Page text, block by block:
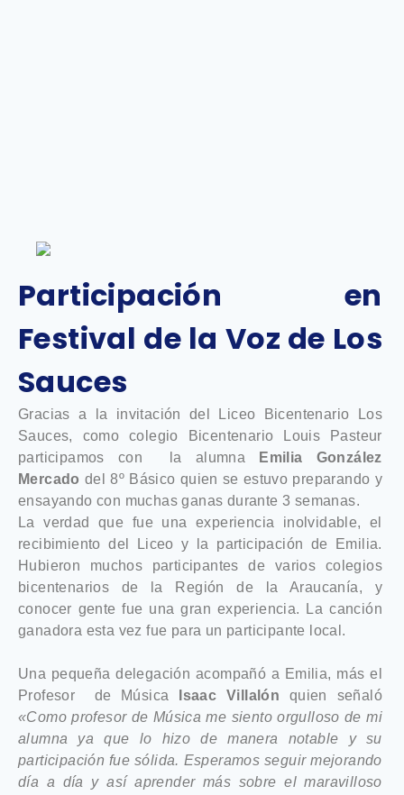
Participación en
Festival de la Voz de Los
Sauces
Gracias a la invitación del Liceo Bicentenario Los
Sauces, como colegio Bicentenario Louis Pasteur
participamos con la alumna
Emilia González
Mercado del 8º Básico quien se estuvo preparando y
ensayando con muchas ganas durante 3 semanas.
La verdad que fue una experiencia inolvidable, el
recibimiento del Liceo y la participación de Emilia.
Hubieron muchos participantes de varios colegios
bicentenarios de la Región de la Araucanía, y
conocer gente fue una gran experiencia. La canción
ganadora esta vez fue para un participante local.
Una pequeña delegación acompañó a Emilia, más el
Profesor de Música
Isaac Villalón quien señaló
«Como profesor de Música me siento orgulloso de mi
alumna ya que lo hizo de manera notable y su
participación fue sólida. Esperamos seguir mejorando
día a día y así aprender más sobre el maravilloso